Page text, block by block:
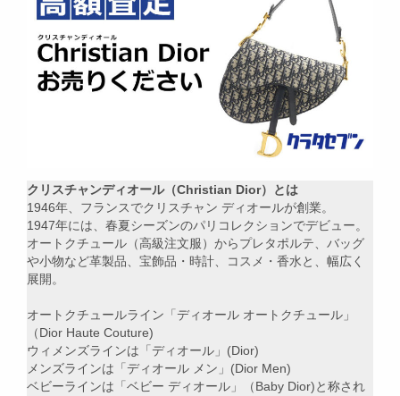
クリスチャンディオール（Christian Dior）とは
1946年、フランスでクリスチャン ディオールが創業。
1947年には、春夏シーズンのパリコレクションでデビュー。
オートクチュール（高級注文服）からプレタポルテ、バッグ
や小物など革製品、宝飾品・時計、コスメ・香水と、幅広く
展開。
オートクチュールライン「ディオール オートクチュール」
（Dior Haute Couture)
ウィメンズラインは「ディオール」(Dior)
メンズラインは「ディオール メン」(Dior Men)
ベビーラインは「ベビー ディオール」（Baby Dior)と称され